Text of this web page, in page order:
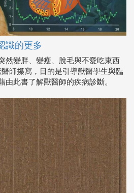
識的更多
然變胖、變瘦、脫毛與不愛吃東西
師攥寫，目的是引導獸醫學生與臨
由此書了解獸醫師的疾病診斷。